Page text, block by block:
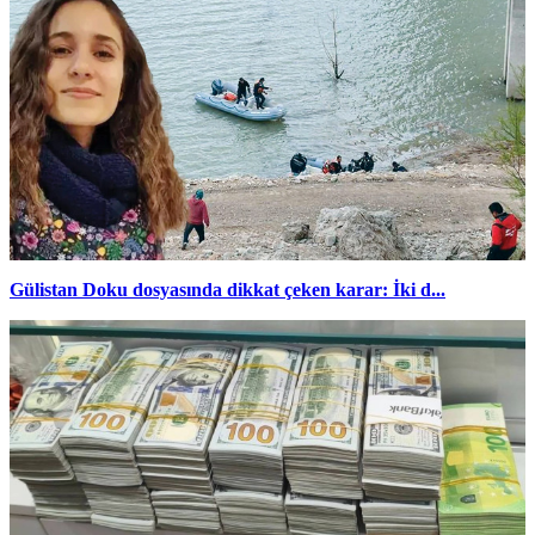
Gülistan Doku dosyasında dikkat çeken karar: İki d...